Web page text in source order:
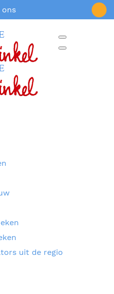
ons
uit de regio